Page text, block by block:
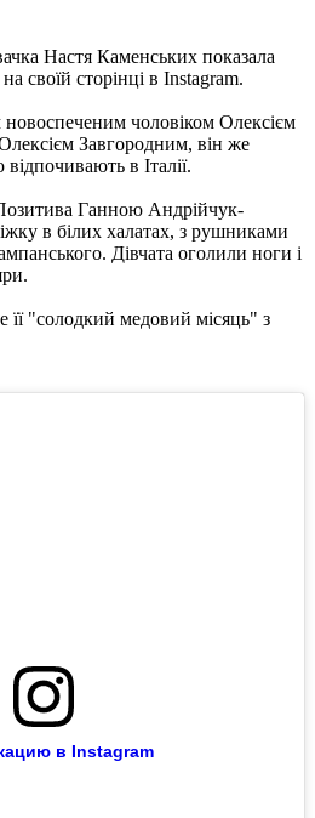
Настя Каменських показала
своїй сторінці в Instagram.
новоспеченим чоловіком Олексієм
Завгородним, він же
в Італії.
Ганною Андрійчук-
в білих халатах, з рушниками
Дівчата оголили ноги і
її "солодкий медовий місяць" з
в Instagram